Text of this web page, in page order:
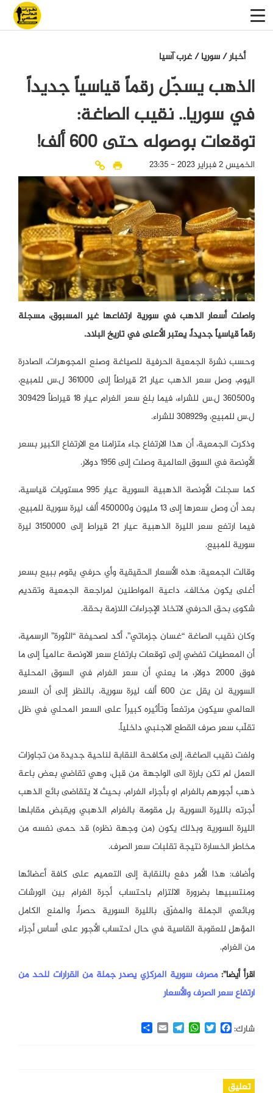
أخبار/سوريا/غرب آسيا
الذهب يسجّل رقماً قياسياً جديداً
في سوريا.. نقيب الصاغة:
توقعات بوصوله حتى 600 ألف!
الخميس 2 فبراير 2023 - 23:35
واصلت أسعار الذهب في سورية ارتفاعها غير المسبوق، مسجلة
رقماً قياسياً جديداً، يعتبر الأعلى في تاريخ البلاد.
وحسب نشرة الجمعية الحرفية للصياغة وصنع المجوهرات، الصادرة
اليوم، وصل سعر الذهب عيار 21 قيراطاً إلى 361000 ل.س للمبيع،
و360500 ل.س للشراء، فيما بلغ سعر الغرام عيار 18 قيراطاً 309429
ل.س للمبيع، و308929 للشراء.
وذكرت الجمعية، أن هذا الارتفاع جاء متزامنا مع الارتفاع الكبير بسعر
الأونصة في السوق العالمية وصلت إلى 1956 دولار.
كما سجلت الأونصة الذهبية السورية عيار 995 مستويات قياسية،
بعد أن وصل سعرها إلى 13 مليون و450000 ألف ليرة سورية للمبيع،
فيما ارتفع سعر الليرة الذهبية عيار 21 قيراط إلى 3150000 ليرة
سورية للمبيع.
وقالت الجمعية: هذه الأسعار الحقيقية وأي حرفي يقوم ببيع بسعر
أغلى يكون مخالف، داعية المواطنين لمراجعة الجمعية وتقديم
شكوى بحق الحرفي لاتخاذ الإجراءات اللازمة بحقة.
وكان نقيب الصاغة “غسان جزماتي”، أكد لصحيفة “الثورة” الرسمية،
أن المعطيات تفضي إلى توقعات بارتفاع سعر الاونصة عالمياً إلى ما
فوق 2000 دولار، ما يعني أن سعر الغرام في السوق المحلية
السورية لن يقل عن 600 ألف ليرة سورية، بالنظر إلى أن السعر
العالمي سيكون مرتفعاً وتأثيره كبيراً على السعر المحلي في ظل
تقلّب سعر صرف القطع الاجنبي داخلياً.
ولفت نقيب الصاغة، إلى مكافحة النقابة لناحية جديدة من تجاوزات
العمل لم تكن بارزة الى الواجهة من قبل، وهي تقاضي بعض باعة
ذهب أجورهم بالغرام او بأجزاء الغرام، بحيث لا يتقاضى بائع الذهب
أجرته بالليرة السورية بل مقومة بالغرام الذهبي ويقبض مقابلها
الليرة السورية وبذلك يكون (من وجهة نظره) قد حمى نفسه من
مخاطر الخسارة نتيجة تقلبات سعر الصرف.
وأضاف: هذا الأمر دفع بالنقابة إلى التعميم على كافة أعضائها
ومنتسبيها بضرورة الالتزام باحتساب أجرة الغرام بين الورشات
وبائعي الجملة والمفرّق بالليرة السورية حصراً، والمنع الكامل
المؤهل للعقوبة القاسية في حال احتساب الأجور على أساس أجزاء
من الغرام.
اقرأ أيضا”:مصرف سورية المركزي يصدر جملة من القرارات للحد من
ارتفاع سعر الصرف والأسعار
شارك: Facebook
Twitter
WhatsApp
Telegram
Email
Share
تعليق